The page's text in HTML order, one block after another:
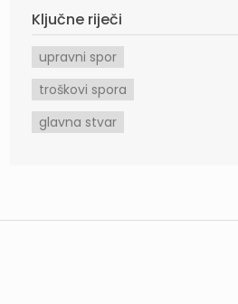
Ključne riječi
upravni spor
troškovi spora
glavna stvar